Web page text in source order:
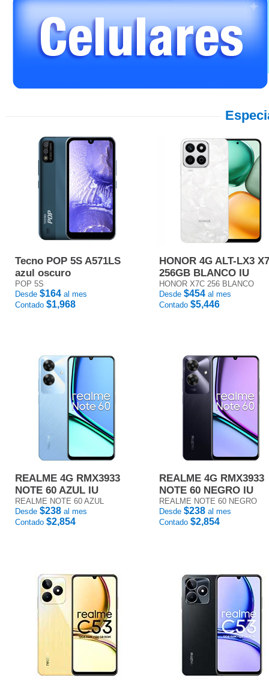
Tecno POP 5S A571LS
azul oscuro
POP 5S
Desde $164 al mes
Contado $1,968
HONOR 4G ALT-LX3
256GB BLANCO IU
HONOR X7C 256 BLANCO
Desde $454 al mes
Contado $5,446
REALME 4G RMX3933
NOTE 60 AZUL IU
REALME NOTE 60 AZUL
Desde $238 al mes
Contado $2,854
REALME 4G RMX3933
NOTE 60 NEGRO IU
REALME NOTE 60 NEGRO
Desde $238 al mes
Contado $2,854